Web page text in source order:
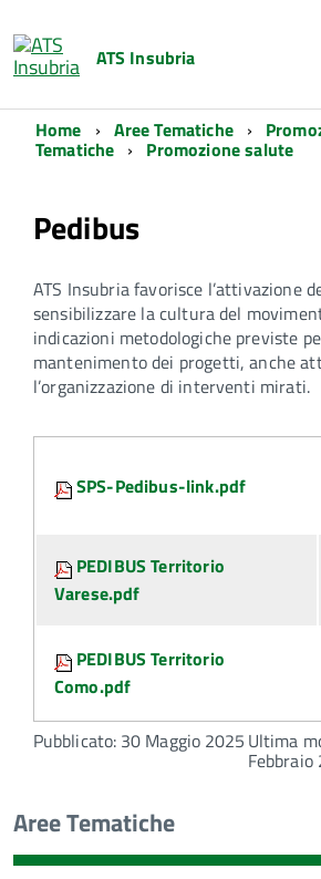
ATS Insubria
Home Aree Tematiche
Tematiche Promozione salute
Pedibus
ATS Insubria favorisce l’attivazione
sensibilizzare la cultura del
indicazioni metodologiche previste
mantenimento dei progetti, anche
l’organizzazione di interventi mirati.
SPS-Pedibus-link.pdf
PEDIBUS Territorio
Varese.pdf
PEDIBUS Territorio
Como.pdf
Pubblicato: 30 Maggio 2025 Ultima
Febbraio
Aree Tematiche